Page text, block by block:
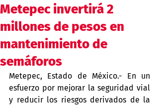
Metepec invertirá 2
millones de pesos en
mantenimiento de
semáforos
Metepec, Estado de México.- En un
esfuerzo por mejorar la seguridad vial
y reducir los riesgos derivados de la